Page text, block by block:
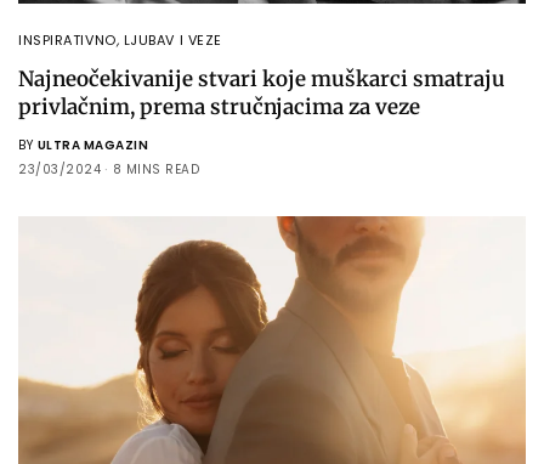
INSPIRATIVNO, LJUBAV I VEZE
Najneočekivanije stvari koje muškarci smatraju
privlačnim, prema stručnjacima za veze
BY ULTRA MAGAZIN
23/03/2024
8 MINS READ